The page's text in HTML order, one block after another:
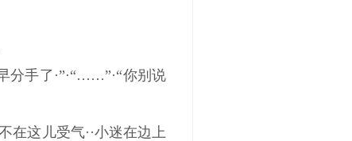
分手了·”·“……”·“你别说
在这儿受气··小迷在边上